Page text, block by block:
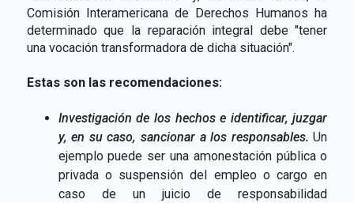
Comisión Interamericana de Derechos Humanos ha
determinado que la reparación integral debe "tener
una vocación transformadora de dicha situación".
Estas son las recomendaciones:
Investigación de los hechos e identificar, juzgar
y, en su caso, sancionar a los responsables. Un
ejemplo puede ser una amonestación pública o
privada o suspensión del empleo o cargo en
caso de un juicio de responsabilidad